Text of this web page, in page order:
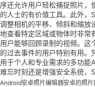
序还允许用户轻松捕捉照片，
的人士的有价值工具。此外，
调整相机的平移、倾斜和缩放
地查看特定区域或物体时非常
用户能够回顾录制的视频。这
的过去事件的用户特别有用。
用于个人和专业需求的多功
难忘时刻还是增强安全系统，
Android安卓照片编辑器安卓的照